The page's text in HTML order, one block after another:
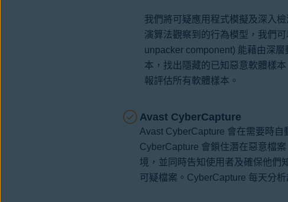
我們將可疑應用程式模擬及深入
演算法觀察到的行為模型，我們
unpacker component) 能藉由深
本，找出隱藏的已知惡意軟體樣
報評估所有軟體樣本。
Avast CyberCapture
Avast CyberCapture 會在需要時
CyberCapture 會鎖住潛在惡意檔
境，並同時告知使用者及確保他們
可疑檔案。CyberCapture 每天分